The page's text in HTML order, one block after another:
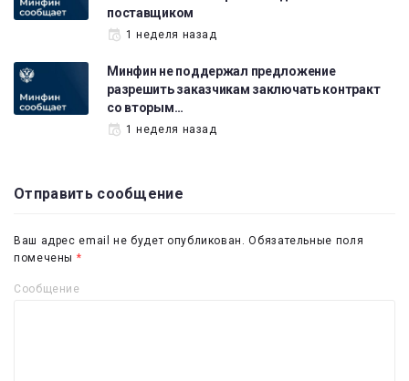
поставщиком
1 неделя назад
Минфин не поддержал предложение
разрешить заказчикам заключать контракт
со вторым…
1 неделя назад
Отправить сообщение
Ваш адрес email не будет опубликован. Обязательные поля
помечены *
Сообщение